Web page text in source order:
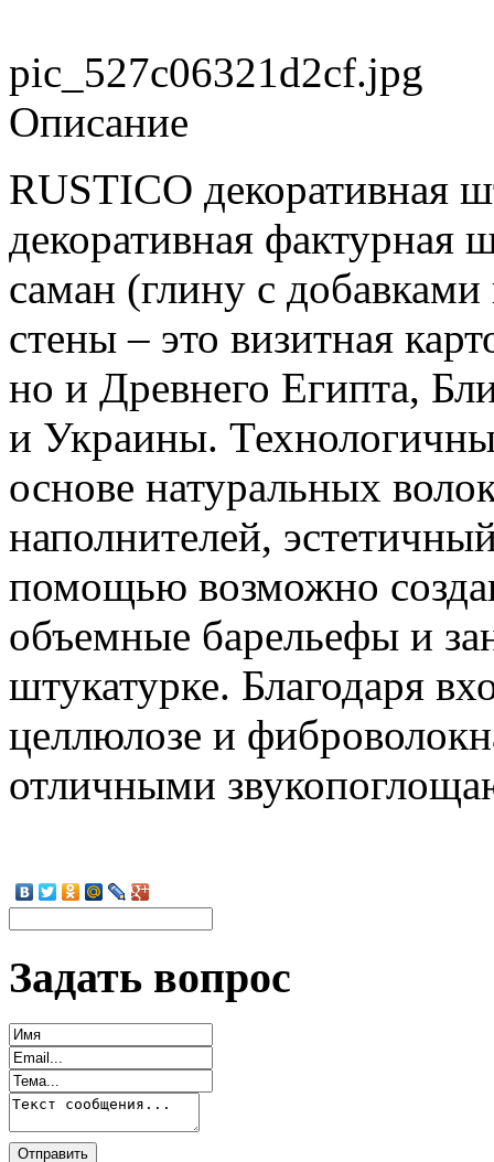
pic_527c06321d2cf.jpg
Описание
RUSTICO декоративная
декоративная
саман (глину с
стены – это визитная
но и Древнего Египта,
и Украины.
основе натуральных
наполнителей,
помощью возможно
объемные барельефы и
штукатурке. Благодаря
целлюлозе и
отличными
Задать вопрос